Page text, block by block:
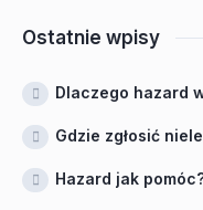
Ostatnie wpisy
Dlaczego hazard
Gdzie zgłosić
Hazard jak